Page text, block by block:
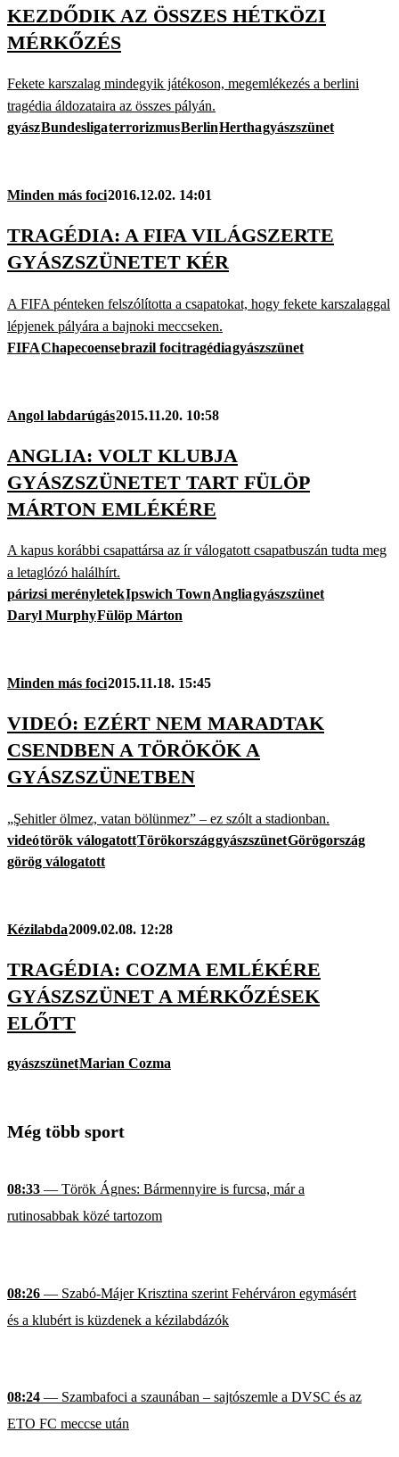
KEZDŐDIK AZ ÖSSZES HÉTKÖZI
MÉRKŐZÉS
Fekete karszalag mindegyik játékoson, megemlékezés a berlini
tragédia áldozataira az összes pályán.
gyászBundesligaterrorizmusBerlinHerthagyászszünet
Minden más foci2016.12.02. 14:01
TRAGÉDIA: A FIFA VILÁGSZERTE
GYÁSZSZÜNETET KÉR
A FIFA pénteken felszólította a csapatokat, hogy fekete karszalaggal
lépjenek pályára a bajnoki meccseken.
FIFAChapecoensebrazil focitragédiagyászszünet
Angol labdarúgás2015.11.20. 10:58
ANGLIA: VOLT KLUBJA
GYÁSZSZÜNETET TART FÜLÖP
MÁRTON EMLÉKÉRE
A kapus korábbi csapattársa az ír válogatott csapatbuszán tudta meg
a letaglózó halálhírt.
párizsi merényletekIpswich TownAngliagyászszünet
Daryl MurphyFülöp Márton
Minden más foci2015.11.18. 15:45
VIDEÓ: EZÉRT NEM MARADTAK
CSENDBEN A TÖRÖKÖK A
GYÁSZSZÜNETBEN
„Şehitler ölmez, vatan bölünmez” – ez szólt a stadionban.
videótörök válogatottTörökországgyászszünetGörögország
görög válogatott
Kézilabda2009.02.08. 12:28
TRAGÉDIA: COZMA EMLÉKÉRE
GYÁSZSZÜNET A MÉRKŐZÉSEK
ELŐTT
gyászszünetMarian Cozma
Még több sport
08:33 — Török Ágnes: Bármennyire is furcsa, már a
rutinosabbak közé tartozom
08:26 — Szabó-Májer Krisztina szerint Fehérváron egymásért
és a klubért is küzdenek a kézilabdázók
08:24 — Szambafoci a szaunában – sajtószemle a DVSC és az
ETO FC meccse után